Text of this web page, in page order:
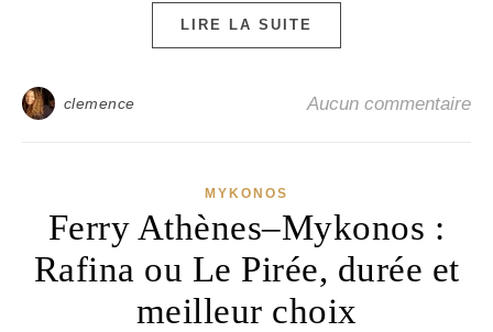
LIRE LA SUITE
clemence Aucun commentaire
MYKONOS
Ferry Athènes–Mykonos :
Rafina ou Le Pirée, durée et
meilleur choix